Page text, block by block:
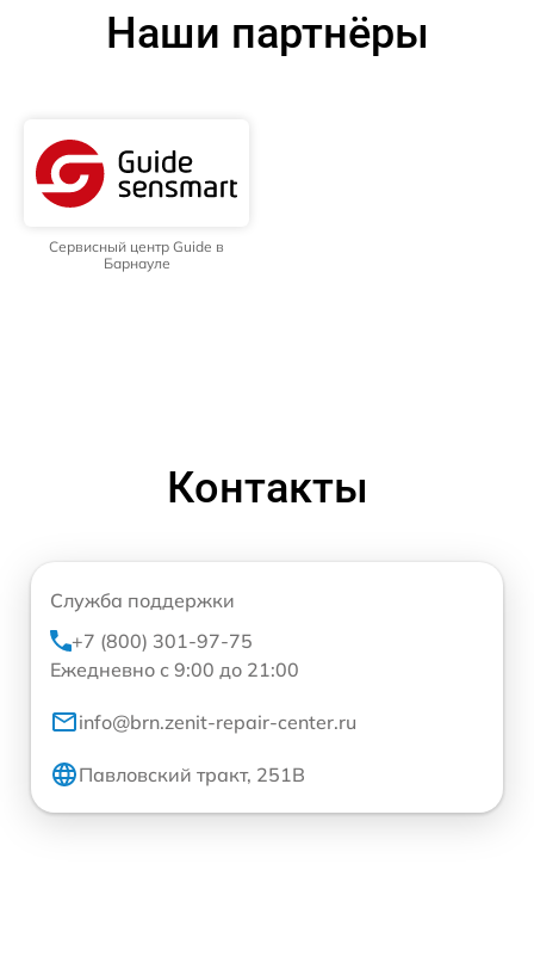
Наши партнёры
Сервисный центр Guide в
Барнауле
Контакты
Служба поддержки
+7 (800) 301-97-75
Ежедневно с 9:00 до 21:00
info@brn.zenit-repair-center.ru
Павловский тракт, 251В